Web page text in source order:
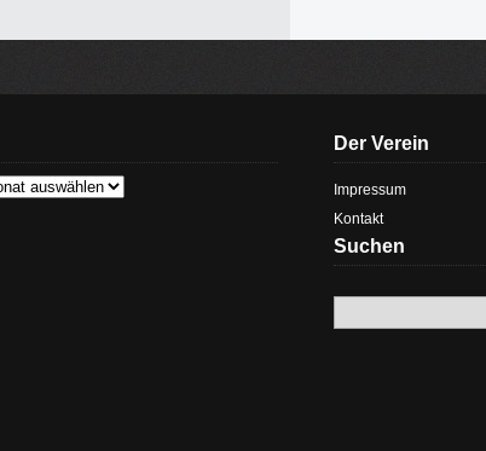
Der Verein
Impressum
Kontakt
Suchen